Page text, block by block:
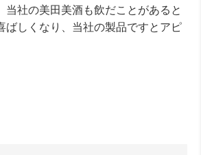
当社の美田美酒も飲だことがあると
ばしくなり、当社の製品ですとアピ